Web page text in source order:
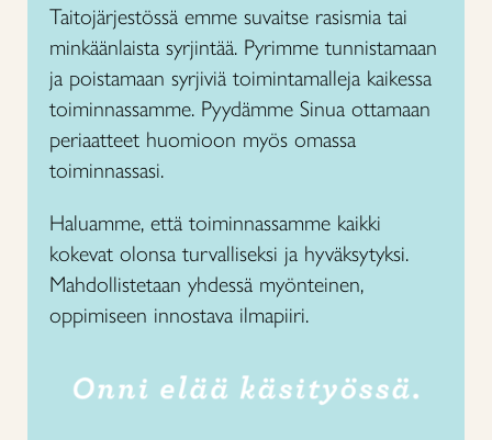
Taitojärjestössä emme suvaitse rasismia tai
minkäänlaista syrjintää. Pyrimme tunnistamaan
ja poistamaan syrjiviä toimintamalleja kaikessa
toiminnassamme. Pyydämme Sinua ottamaan
periaatteet huomioon myös omassa
toiminnassasi.
Haluamme, että toiminnassamme kaikki
kokevat olonsa turvalliseksi ja hyväksytyksi.
Mahdollistetaan yhdessä myönteinen,
oppimiseen innostava ilmapiiri.